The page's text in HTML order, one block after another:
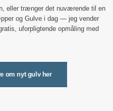
eller trænger det nuværende til en
og Gulve i dag — jeg vender
uforpligtende opmåling med
om nyt gulv her